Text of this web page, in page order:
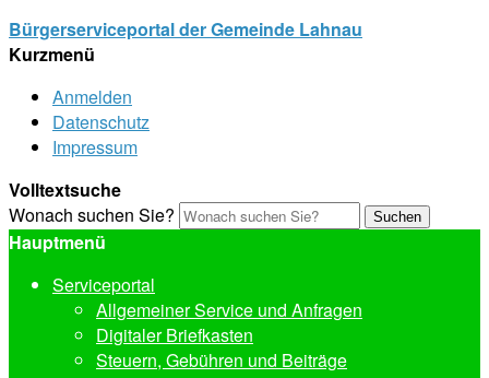
Bürgerserviceportal der Gemeinde Lahnau
Kurzmenü
Anmelden
Datenschutz
Impressum
Volltextsuche
Wonach suchen Sie?
Suchen
Hauptmenü
Serviceportal
Allgemeiner Service und Anfragen
Digitaler Briefkasten
Steuern, Gebühren und Beiträge